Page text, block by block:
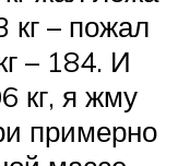
кг – пожал
– 184. И
кг, я жму
примерно